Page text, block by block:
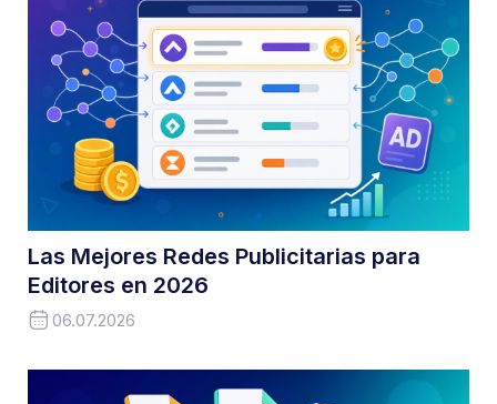
Las Mejores Redes Publicitarias para
Editores en 2026
06.07.2026